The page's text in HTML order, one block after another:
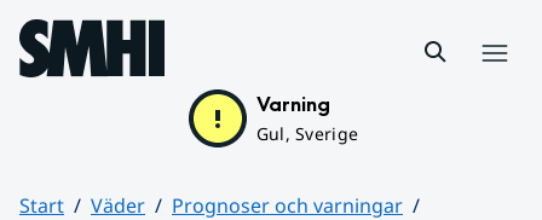
Hoppa till sidans innehåll
Varning
Gul, Sverige
Start Väder
Prognoser och varningar